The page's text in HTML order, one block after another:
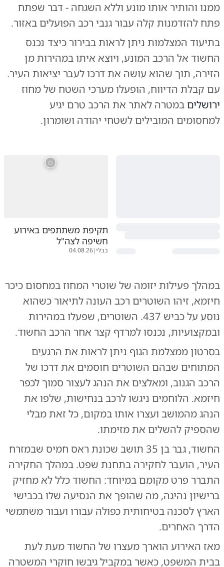
ממנו והותיר אותו מונע וללא השגחה - דבר שפתח
פתח להזדמנות קלה עבור גנבי רכב הפועלים באזור.
בתיעוד המצלמות ניתן לראות בבירור כיצד נכנס
החשוד אל הרכב המונע, ויוצא איתו במהירות מן
הזירה, תוך שהוא עושה את דרכו לעבר יציאות העיר.
עם קבלת הדיווח, הופעלו מערכי השטח של מחוז
ירושלים במטרה לאתר את הרכב טרם יגיע
למחסומים המובילים לשטחי יהודה ושומרון.
תקיפת משתתפים באירוע
חשיפה לצה"ל
בבלי|
04.08.26
במהלך פעילות יזומה של שוטרי המחוז במחסום כיכר
חיזמא, זיהו השוטרים רכב העונה לתיאור כשהוא
נוסע על כביש 437. השוטרים, שפעלו במהירות
ובמקצועיות, נכנסו למרדף קצר אחר הרכב החשוד.
בסרטון ממצלמת הגוף ניתן לראות את הרגעים
המתוחים שבהם השוטרים חוסמים את דרכו של
הרכב הגנוב, ומאלצים את הנהג לעצור סמוך לכפר
חיזמא. הלוחמים ניגשו לרכב בנחישות, שלפו את
הנהג מהמושב ועצרו אותו במקום, כל זאת מבלי
שהספיק להשלים את מזימתו.
החשוד, גבר בן 35 תושב שכונת ראס חמיס שבמזרח
העיר, הועבר לחקירה בתחנת שפט. במהלך החקירה
התברר פרט מקומם במיוחד: החשוד כלל לא מחזיק
ברישיון נהיגה, מה שהופך את הנסיעה שלו בכבישי
הארץ לסכנה בטיחותית כפולה עבורו ועבור משתמשי
הדרך האחרים.
מאז האירוע הוארך מעצרו של החשוד מעת לעת
בבית המשפט, כאשר במקביל גיבשו חוקרי המשטרה